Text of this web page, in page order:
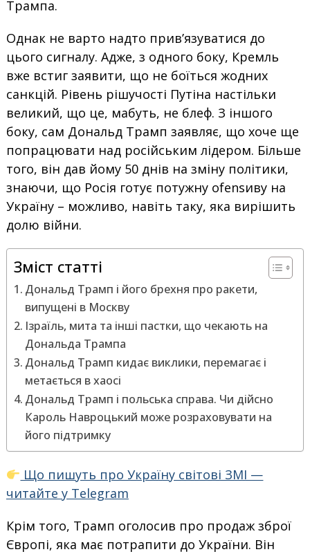
Трампа.
Однак не варто надто прив’язуватися до
цього сигналу. Адже, з одного боку, Кремль
вже встиг заявити, що не боїться жодних
санкцій. Рівень рішучості Путіна настільки
великий, що це, мабуть, не блеф. З іншого
боку, сам Дональд Трамп заявляє, що хоче ще
попрацювати над російським лідером. Більше
того, він дав йому 50 днів на зміну політики,
знаючи, що Росія готує потужну ofensиву на
Україну – можливо, навіть таку, яка вирішить
долю війни.
Зміст статті
Дональд Трамп і його брехня про ракети,
випущені в Москву
Ізраїль, мита та інші пастки, що чекають на
Дональда Трампа
Дональд Трамп кидає виклики, перемагає і
метається в хаосі
Дональд Трамп і польська справа. Чи дійсно
Кароль Навроцький може розраховувати на
його підтримку
Що пишуть про Україну світові ЗМІ —
читайте у Telegram
Крім того, Трамп оголосив про продаж зброї
Європі, яка має потрапити до України. Він